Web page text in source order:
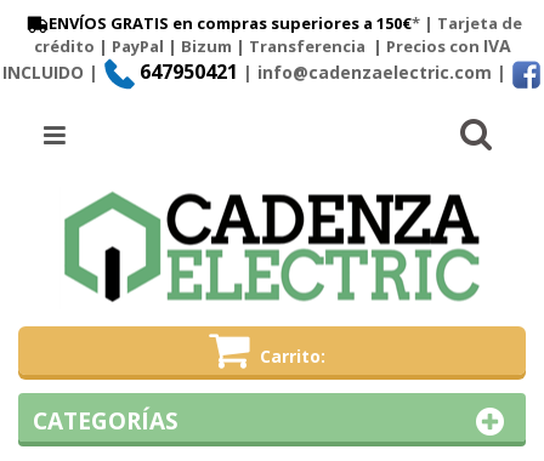
ENVÍOS GRATIS en compras superiores a 150€* | Tarjeta de
crédito | PayPal | Bizum | Transferencia | Precios con IVA
INCLUIDO |
647950421 | info@cadenzaelectric.com |
Carrito
Menú
CATEGORÍAS